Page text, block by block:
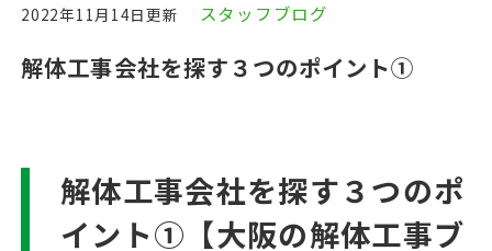
2022年11月14日更新 スタッフブログ
解体工事会社を探す３つのポイント①
解体工事会社を探す３つのポ
イント①【大阪の解体工事ブ